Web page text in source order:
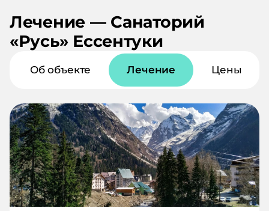
Лечение — Санаторий
«Русь» Ессентуки
Об объекте Лечение Цены